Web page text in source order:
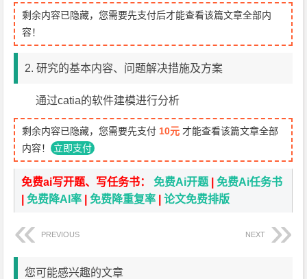
剩余内容已隐藏，您需要先支付后才能查看该篇文章全部内
容！
2. 研究的基本内容、问题解决措施及方案
通过catia的软件建模进行分析
剩余内容已隐藏，您需要先支付 10元 才能查看该篇文章全部
内容！ 立即支付
免费ai写开题、写任务书：免费Ai开题 |免费Ai任务书
|免费降AI率 |免费降重复率 |论文免费排版
PREVIOUS NEXT
您可能感兴趣的文章